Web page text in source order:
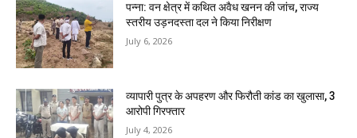
पन्ना: वन क्षेत्र में कथित अवैध खनन की जांच, राज्य
स्तरीय उड़नदस्ता दल ने किया निरीक्षण
July 6, 2026
व्यापारी पुत्र के अपहरण और फिरौती कांड का खुलासा, 3
आरोपी गिरफ्तार
July 4, 2026